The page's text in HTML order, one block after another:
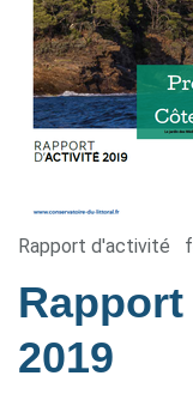
Rapport d'activité
2019